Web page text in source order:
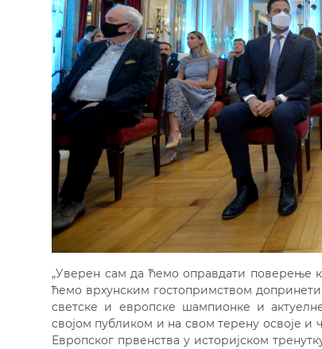
„Уверен сам да ћемо оправдати поверење
ћемо врхунским гостопримством
светске и европске шампионке и
својом публиком и на свом терену освоје и
Европског првенства у историјском